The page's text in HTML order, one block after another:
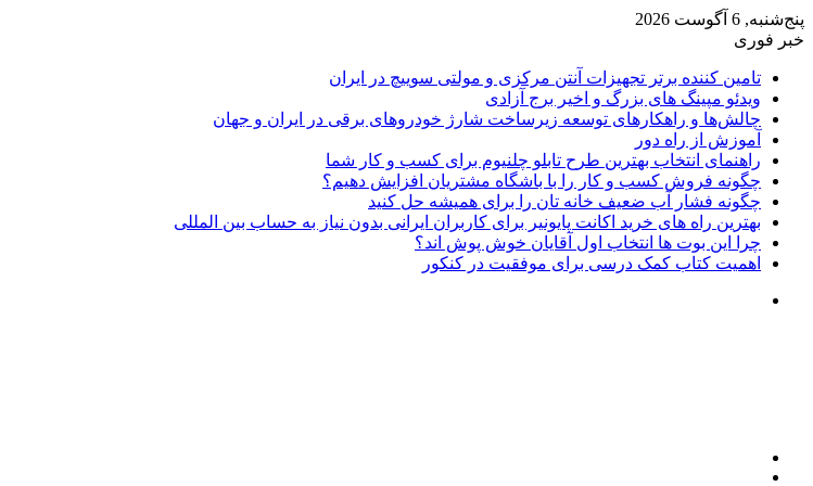
پنج‌شنبه, 6 آگوست 2026
خبر فوری
تامین کننده برتر تجهیزات آنتن مرکزی و مولتی سوییچ در ایران
ویدئو مپینگ های بزرگ و اخیر برج آزادی
چالش‌ها و راهکارهای توسعه زیرساخت شارژ خودروهای برقی در ایران و جهان
آموزش از راه دور
راهنمای انتخاب بهترین طرح تابلو چلنیوم برای کسب و کار شما
چگونه فروش کسب و کار را با باشگاه مشتریان افزایش دهیم؟
چگونه فشار آب ضعیف خانه تان را برای همیشه حل کنید
بهترین راه های خرید اکانت پایونیر برای کاربران ایرانی بدون نیاز به حساب بین المللی
چرا این بوت ها انتخاب اول آقایان خوش پوش اند؟
اهمیت کتاب کمک درسی برای موفقیت در کنکور